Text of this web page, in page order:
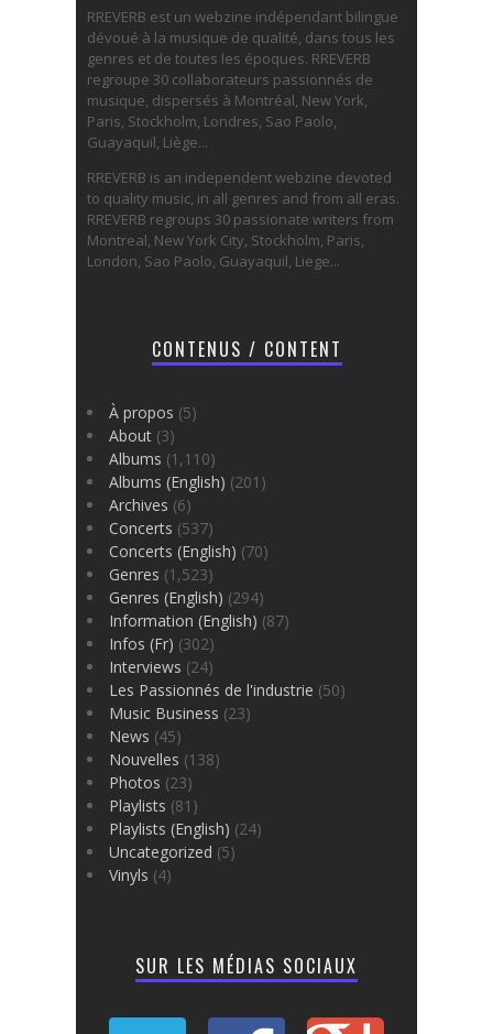
RREVERB est un webzine indépendant bilingue
dévoué à la musique de qualité, dans tous les
genres et de toutes les époques. RREVERB
regroupe 30 collaborateurs passionnés de
musique, dispersés à Montréal, New York,
Paris, Stockholm, Londres, Sao Paolo,
Guayaquil, Liège...
RREVERB is an independent webzine devoted
to quality music, in all genres and from all eras.
RREVERB regroups 30 passionate writers from
Montreal, New York City, Stockholm, Paris,
London, Sao Paolo, Guayaquil, Liege...
CONTENUS / CONTENT
À propos (5)
About (3)
Albums (1,110)
Albums (English) (201)
Archives (6)
Concerts (537)
Concerts (English) (70)
Genres (1,523)
Genres (English) (294)
Information (English) (87)
Infos (Fr) (302)
Interviews (24)
Les Passionnés de l'industrie (50)
Music Business (23)
News (45)
Nouvelles (138)
Photos (23)
Playlists (81)
Playlists (English) (24)
Uncategorized (5)
Vinyls (4)
SUR LES MÉDIAS SOCIAUX